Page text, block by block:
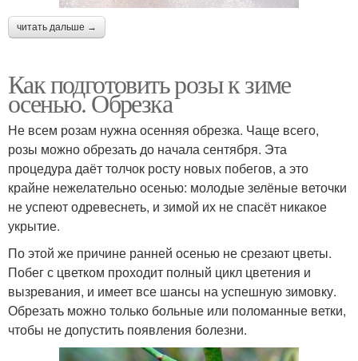
читать дальше →
Как подготовить розы к зиме
осенью. Обрезка
Не всем розам нужна осенняя обрезка. Чаще всего,
розы можно обрезать до начала сентября. Эта
процедура даёт толчок росту новых побегов, а это
крайне нежелательно осенью: молодые зелёные веточки
не успеют одревеснеть, и зимой их не спасёт никакое
укрытие.
По этой же причине ранней осенью не срезают цветы.
Побег с цветком проходит полный цикл цветения и
вызревания, и имеет все шансы на успешную зимовку.
Обрезать можно только больные или поломанные ветки,
чтобы не допустить появления болезни.